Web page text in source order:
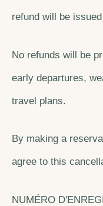
refund will be
No refunds will be
early departures,
travel plans.
By making a
agree to this
NUMÉRO